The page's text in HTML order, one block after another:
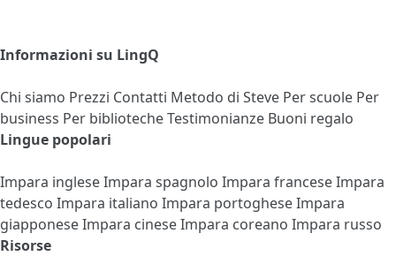
Informazioni su LingQ
Chi siamo Prezzi Contatti Metodo di Steve Per scuole Per
business Per bibliotecheTestimonianze Buoni regalo
Lingue popolari
Impara ingleseImpara spagnolo Impara franceseImpara
tedesco Impara italiano Impara portogheseImpara
giapponeseImpara cineseImpara coreano Impara russo
Risorse